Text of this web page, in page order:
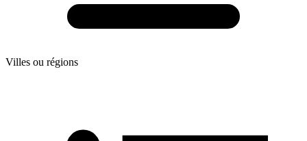
Villes ou régions